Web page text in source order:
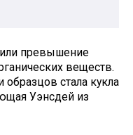
превышение
веществ.
стала кукла
Уэнсдей из